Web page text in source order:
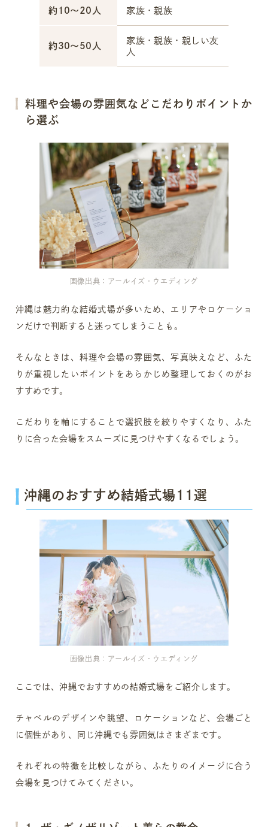
約10～20人 家族・親族
約30～50人
家族・親族・親しい友
人
料理や会場の雰囲気などこだわりポイントか
ら選ぶ
画像出典：アールイズ・ウエディング
沖縄は魅力的な結婚式場が多いため、エリアやロケーショ
ンだけで判断すると迷ってしまうことも。
そんなときは、料理や会場の雰囲気、写真映えなど、ふた
りが重視したいポイントをあらかじめ整理しておくのがお
すすめです。
こだわりを軸にすることで選択肢を絞りやすくなり、ふた
りに合った会場をスムーズに見つけやすくなるでしょう。
沖縄のおすすめ結婚式場11選
画像出典：アールイズ・ウエディング
ここでは、沖縄でおすすめの結婚式場をご紹介します。
チャペルのデザインや眺望、ロケーションなど、会場ごと
に個性があり、同じ沖縄でも雰囲気はさまざまです。
それぞれの特徴を比較しながら、ふたりのイメージに合う
会場を見つけてみてください。